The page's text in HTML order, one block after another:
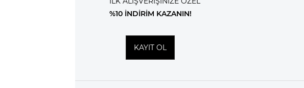
%10 İNDİRİM KAZANIN!
KAYIT OL